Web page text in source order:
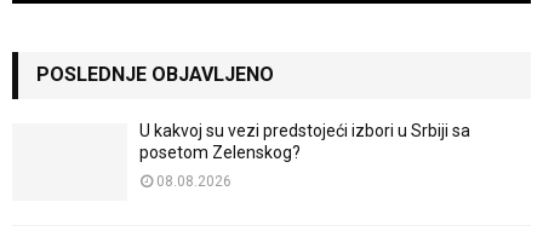
POSLEDNJE OBJAVLJENO
U kakvoj su vezi predstojeći izbori u Srbiji sa
posetom Zelenskog?
08.08.2026